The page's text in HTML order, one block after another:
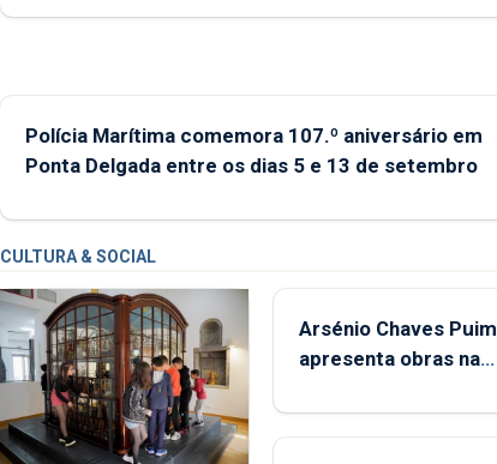
Polícia Marítima comemora 107.º aniversário em
Ponta Delgada entre os dias 5 e 13 de setembro
CULTURA & SOCIAL
Arsénio Chaves Puim
apresenta obras na
Porto